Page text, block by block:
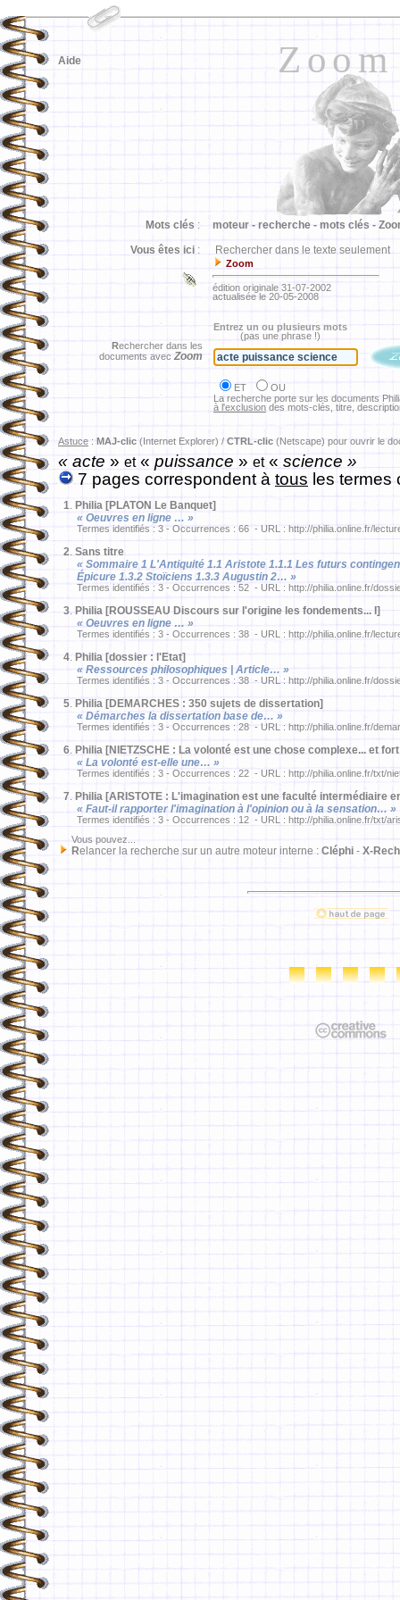
Zoom
Aide
Mots clés : moteur - recherche - mots clés -
Vous êtes ici : Rechercher dans le texte seulement
Zoom
édition originale 31-07-2002
actualisée le 20-05-2008
Rechercher dans les
documents avec Zoom
Entrez un ou plusieurs mots
(pas une phrase !)
ET
OU
La recherche porte sur les documents
à l'exclusion des mots-clés, titre,
Astuce : MAJ-clic (Internet Explorer) / CTRL-clic (Netscape) pour ouvrir le
« acte » et« puissance » et« science »
7 pages correspondent à tous les termes
1. Philia [PLATON Le Banquet]
« Oeuvres en ligne … »
Termes identifiés : 3 - Occurrences : 66 - URL : http://philia.online.fr/
2. Sans titre
« Sommaire 1 L'Antiquité 1.1 Aristote 1.1.1 Les futurs
Épicure 1.3.2 Stoïciens 1.3.3 Augustin 2… »
Termes identifiés : 3 - Occurrences : 52 - URL : http://philia.online.fr/
3. Philia [ROUSSEAU Discours sur l'origine les fondements... I]
« Oeuvres en ligne … »
Termes identifiés : 3 - Occurrences : 38 - URL : http://philia.online.fr/
4. Philia [dossier : l'Etat]
« Ressources philosophiques | Article… »
Termes identifiés : 3 - Occurrences : 38 - URL : http://philia.online.fr/
5. Philia [DEMARCHES : 350 sujets de dissertation]
« Démarches la dissertation base de… »
Termes identifiés : 3 - Occurrences : 28 - URL : http://philia.online.fr/
6. Philia [NIETZSCHE : La volonté est une chose complexe... et
« La volonté est-elle une… »
Termes identifiés : 3 - Occurrences : 22 - URL : http://philia.online.fr/txt/
7. Philia [ARISTOTE : L'imagination est une faculté intermédiaire
« Faut-il rapporter l'imagination à l'opinion ou à la sensation… »
Termes identifiés : 3 - Occurrences : 12 - URL : http://philia.online.fr/txt/
Vous pouvez...
Relancer la recherche sur un autre moteur interne : Cléphi - X-